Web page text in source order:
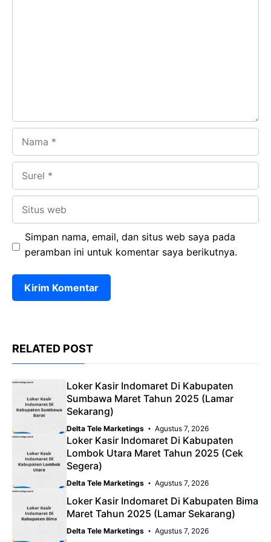
Simpan nama, email, dan situs web saya pada
peramban ini untuk komentar saya berikutnya.
RELATED POST
Loker Kasir Indomaret Di Kabupaten
Sumbawa Maret Tahun 2025 (Lamar
Sekarang)
Delta Tele Marketings Agustus 7, 2026
Loker Kasir Indomaret Di Kabupaten
Lombok Utara Maret Tahun 2025 (Cek
Segera)
Delta Tele Marketings Agustus 7, 2026
Loker Kasir Indomaret Di Kabupaten Bima
Maret Tahun 2025 (Lamar Sekarang)
Delta Tele Marketings Agustus 7, 2026